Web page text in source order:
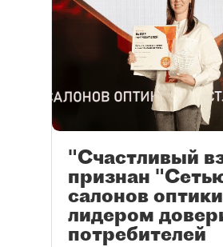
"Счастливый
признан
салонов
лидером
потребителей